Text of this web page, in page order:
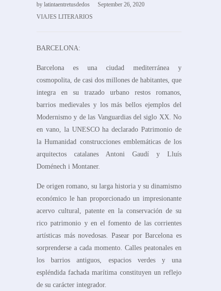
by latintaentretusdedos
September 26, 2020
VIAJES LITERARIOS
BARCELONA:
Barcelona es una ciudad mediterránea y
cosmopolita, de casi dos millones de habitantes, que
integra en su trazado urbano restos romanos,
barrios medievales y los más bellos ejemplos del
Modernismo y de las Vanguardias del siglo XX. No
en vano, la UNESCO ha declarado Patrimonio de
la Humanidad construcciones emblemáticas de los
arquitectos catalanes Antoni Gaudí y Lluís
Doménech i Montaner.
De origen romano, su larga historia y su dinamismo
económico le han proporcionado un impresionante
acervo cultural, patente en la conservación de su
rico patrimonio y en el fomento de las corrientes
artísticas más novedosas. Pasear por Barcelona es
sorprenderse a cada momento. Calles peatonales en
los barrios antiguos, espacios verdes y una
espléndida fachada marítima constituyen un reflejo
de su carácter integrador.